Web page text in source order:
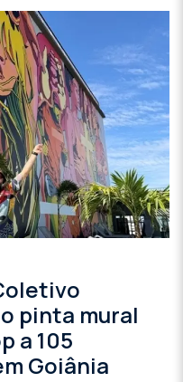
pinta mural
a 105
Goiânia